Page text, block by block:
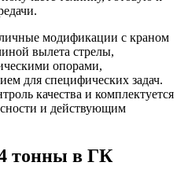
модификации с краном
вылета стрелы,
опорами,
для специфических задач.
качества и комплектуется
и действующим
тонны в ГК